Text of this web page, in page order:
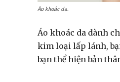
Áo khoác da.
Áo khoác da dành
kim loại lấp lánh,
bạn thể hiện bản